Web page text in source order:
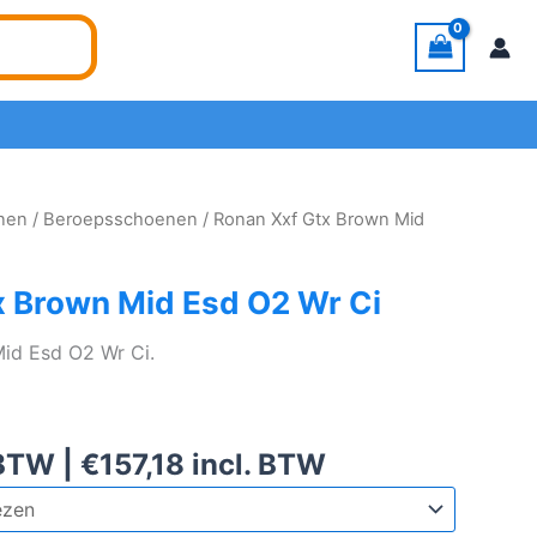
/ Beroepsschoenen / Ronan Xxf Gtx Brown Mid
Brown Mid Esd O2 Wr Ci
Esd O2 Wr Ci.
|€157,18 incl. BTW